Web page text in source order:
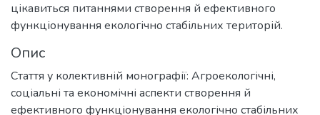
цікавиться питаннями створення й ефективного
функціонування екологічно стабільних територій.
Опис
Стаття у колективній монографії: Агроекологічні,
соціальні та економічні аспекти створення й
ефективного функціонування екологічно стабільних